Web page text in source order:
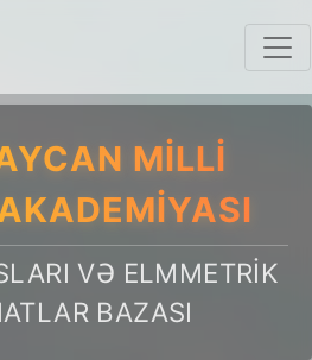
MILLI
VƏ ELMMETRIK
BAZASI